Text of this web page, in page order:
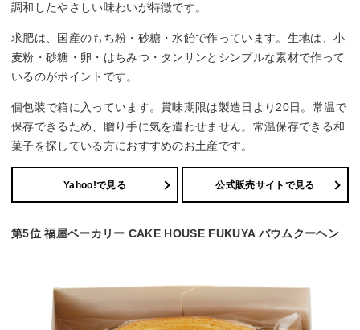
調和したやさしい味わいが特徴です。
求肥は、国産のもち粉・砂糖・水飴で作っています。生地は、小
麦粉・砂糖・卵・はちみつ・タンサンとシンプルな素材で作って
いるのがポイントです。
個包装で箱に入っています。賞味期限は製造日より20日。常温で
保存できるため、贈り手に気を遣わせません。常温保存できる和
菓子を探している方におすすめのお土産です。
Yahoo!で見る 公式販売サイトで見る
第5位 福屋ベーカリー CAKE HOUSE FUKUYA バウムクーヘン